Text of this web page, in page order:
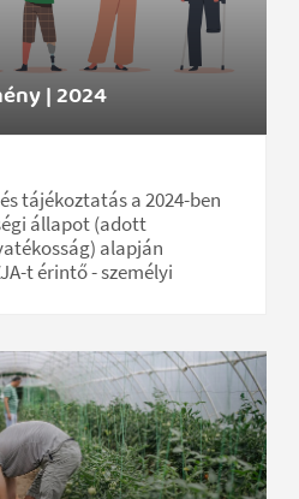
| 2024
tájékoztatás a 2024-ben
állapot (adott
alapján
t érintő - személyi